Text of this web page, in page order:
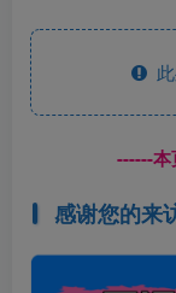
此
------
感谢您的来